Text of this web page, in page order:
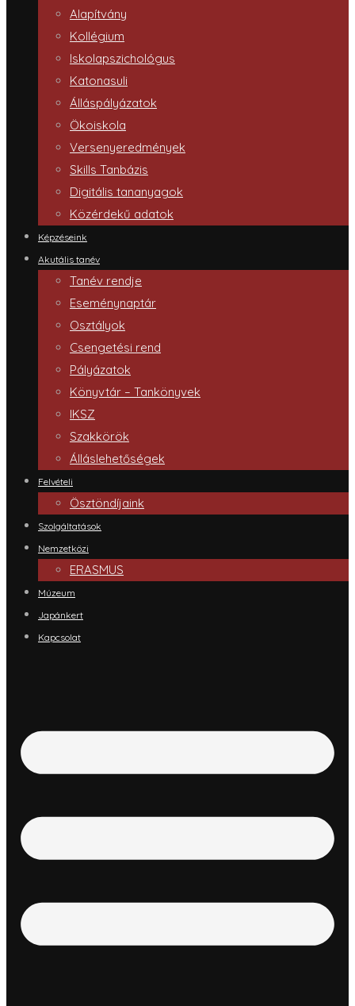
Alapítvány
Kollégium
Iskolapszichológus
Katonasuli
Álláspályázatok
Ökoiskola
Versenyeredmények
Skills Tanbázis
Digitális tananyagok
Közérdekű adatok
Képzéseink
Akutális tanév
Tanév rendje
Eseménynaptár
Osztályok
Csengetési rend
Pályázatok
Könyvtár – Tankönyvek
IKSZ
Szakkörök
Álláslehetőségek
Felvételi
Ösztöndíjaink
Szolgáltatások
Nemzetközi
ERASMUS
Múzeum
Japánkert
Kapcsolat